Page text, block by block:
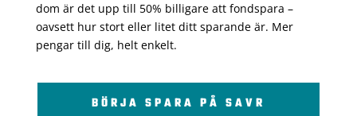
dom är det upp till 50% billigare att fondspara –
oavsett hur stort eller litet ditt sparande är. Mer
pengar till dig, helt enkelt.
BÖRJA SPARA PÅ SAVR